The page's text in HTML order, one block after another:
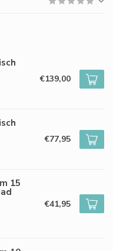
€139,00
€77,95
15
€41,95